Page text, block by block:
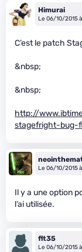
Himurai
Le 06/10/2015
C’est le patch
&nbsp;
&nbsp;
http://
stagefright-bug-
Le 06/10/2015
Il y a une option
l’ai utilisée.
flt35
Le 06/10/2015